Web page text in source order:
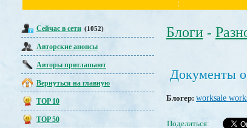
Сейчас в сети (1052)
Авторские анонсы
Авторы приглашают
Вернуться на главную
TOP 10
TOP 50
Блоги -
Документы
Блогер: worksale
Поделиться: